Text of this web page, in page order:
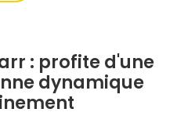
: profite d'une
dynamique